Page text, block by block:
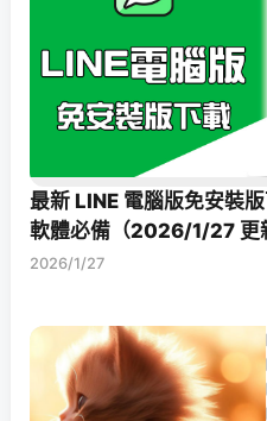
最新 LINE 電腦版免安裝
軟體必備（2026/1/27 更
2026/1/27